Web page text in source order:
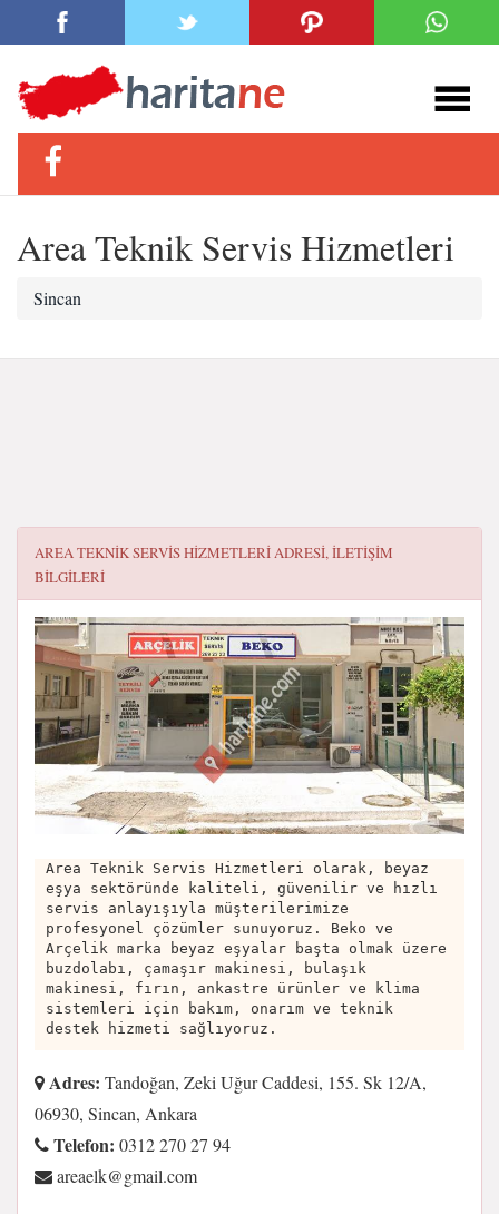
Area Teknik Servis Hizmetleri
Sincan
AREA TEKNIK SERVIS HIZMETLERIADRESI, ILETIŞIM
BILGILERI
Area Teknik Servis Hizmetleri olarak, beyaz
eşya sektöründe kaliteli, güvenilir ve hızlı
servis anlayışıyla müşterilerimize
profesyonel çözümler sunuyoruz. Beko ve
Arçelik marka beyaz eşyalar başta olmak üzere
buzdolabı, çamaşır makinesi, bulaşık
makinesi, fırın, ankastre ürünler ve klima
sistemleri için bakım, onarım ve teknik
destek hizmeti sağlıyoruz.
Adres: Tandoğan, Zeki Uğur Caddesi, 155. Sk 12/A,
06930, Sincan, Ankara
Telefon: 0312 270 27 94
moc.liamg@kleaera